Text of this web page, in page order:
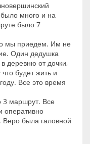
много и на
было 7
мы приедем. Им не
Один дедушка
деревню от дочки,
будет жить и
Все это время
3 маршрут. Все
оперативно
Веро была галовной